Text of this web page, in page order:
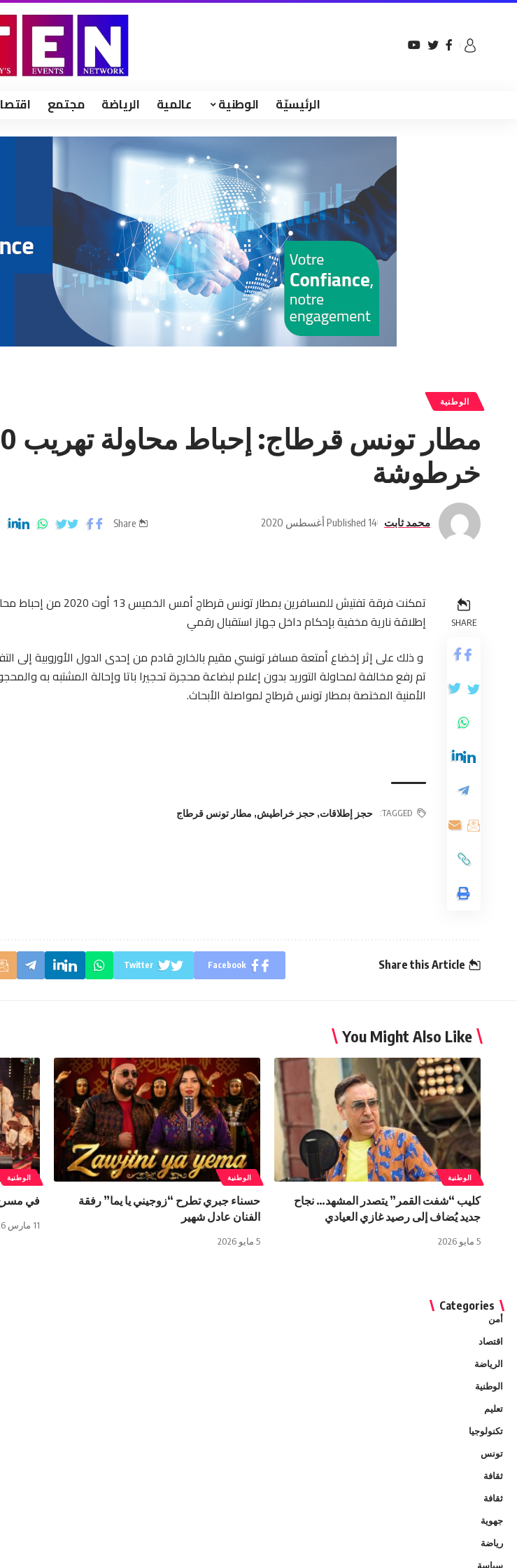
الرئيسيّة الوطنية عالمية الرياضة مجتمع
الوطنية
مطار
خرطوشة
محمد ثابت Published 14 أغسطس 2020 Share
SHARE
إطلاقة نارية مخفية بإحكام داخل جهاز استقبال رقمي
و ذلك على إثر إخضاع أمتعة مسافر تونسي مقيم بالخارج قادم من إحدى الدول الأوروبية إلى
تم رفع مخالفة لمحاولة التوريد بدون إعلام لبضاعة محجرة تحجيرا باتا وإحالة المشتبه به
الأمنية المختصة بمطار تونس قرطاج لمواصلة الأبحاث.
TAGGED: حجز إطلاقات, حجز خراطيش, مطار تونس قرطاج
Share this Article
Facebook
Twitter
You Might Also Like
الوطنية
كليب “شفت القمر” يتصدر المشهد… نجاح
جديد يُضاف إلى رصيد غازي العيادي
5 مايو 2026
الوطنية
حسناء جبري تطرح “زوجيني يا يما” رفقة
الفنان عادل شهير
5 مايو 2026
الوطنية
في مسرح
11 مارس 2026
Categories
أمن
اقتصاد
الرياضة
الوطنية
تعليم
تكنولوجيا
تونس
ثقافة
ثقافة
جهوية
رياضة
سياسة